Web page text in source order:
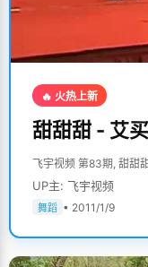
🔥 火热上新
甜甜甜 - 艾
飞宇视频 第83期, 甜甜
UP主: 飞宇视频
舞蹈 • 2011/1/9